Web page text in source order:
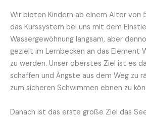
Wir bieten Kindern ab einem Alter von
das Kurssystem bei uns mit dem
Wassergewöhnung langsam, aber
gezielt im Lernbecken an das Element
zu werden. Unser oberstes Ziel ist es
schaffen und Ängste aus dem Weg zu
zum sicheren Schwimmen ebnen zu
Danach ist das erste große Ziel das